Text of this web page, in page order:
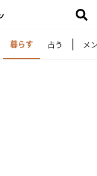
暮らす 占う メ